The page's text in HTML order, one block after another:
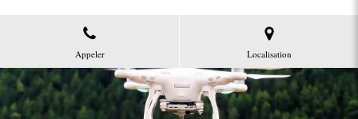
Appeler Localisation